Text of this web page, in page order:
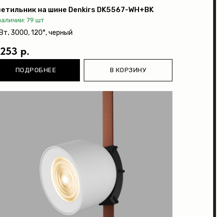
на шине Denkirs DK5567-WH+BK
79 шт
3000, 120°, черный
р.
ПОДРОБНЕЕ В КОРЗИНУ